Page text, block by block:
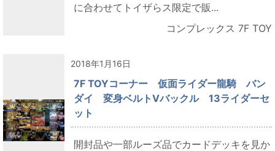
に合わせてトイザらス限定で販...
コンプレックス 7F TOY
2018年1月16日
7F TOYコーナー 仮面ライダー龍騎 バン
ダイ 変身ベルトVバックル 13ライダーセ
ット
開封品や一部ルーズ品でカードデッキを見か